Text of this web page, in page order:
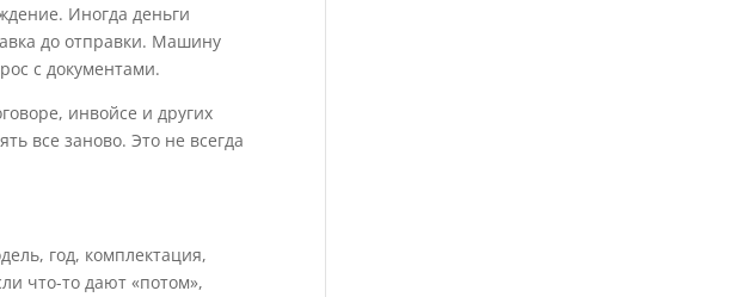
Иногда деньги
до отправки. Машину
с документами.
инвойсе и других
все заново. Это не всегда
год, комплектация,
что-то дают «потом»,